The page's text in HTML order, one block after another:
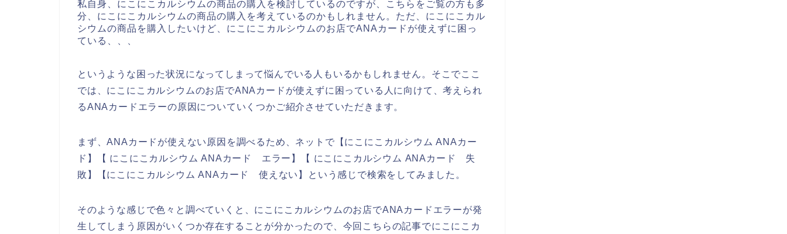
私自身、にこにこカルシウムの商品の購入を検討しているのですが、こちらをご覧の方も多
分、にこにこカルシウムの商品の購入を考えているのかもしれません。ただ、にこにこカル
シウムの商品を購入したいけど、にこにこカルシウムのお店でANAカードが使えずに困っ
ている、、、
というような困った状況になってしまって悩んでいる人もいるかもしれません。そこでここ
では、にこにこカルシウムのお店でANAカードが使えずに困っている人に向けて、考えられ
るANAカードエラーの原因についていくつかご紹介させていただきます。
まず、ANAカードが使えない原因を調べるため、ネットで【にこにこカルシウム ANAカー
ド】【 にこにこカルシウム ANAカード エラー】【 にこにこカルシウム ANAカード 失
敗】【にこにこカルシウム ANAカード 使えない】という感じで検索をしてみました。
そのような感じで色々と調べていくと、にこにこカルシウムのお店でANAカードエラーが発
生してしまう原因がいくつか存在することが分かったので、今回こちらの記事でにこにこカ